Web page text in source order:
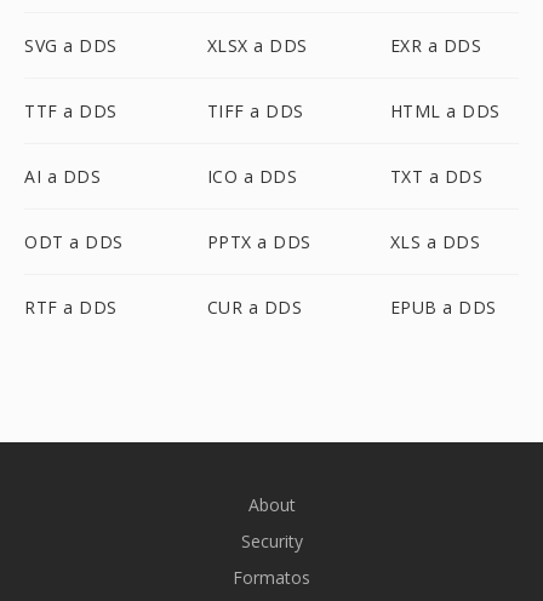
SVG a DDS XLSX a DDS EXR a DDS
TTF a DDS TIFF a DDS HTML a DDS
AI a DDS ICO a DDS TXT a DDS
ODT a DDS PPTX a DDS XLS a DDS
RTF a DDS CUR a DDS EPUB a DDS
About
Security
Formatos